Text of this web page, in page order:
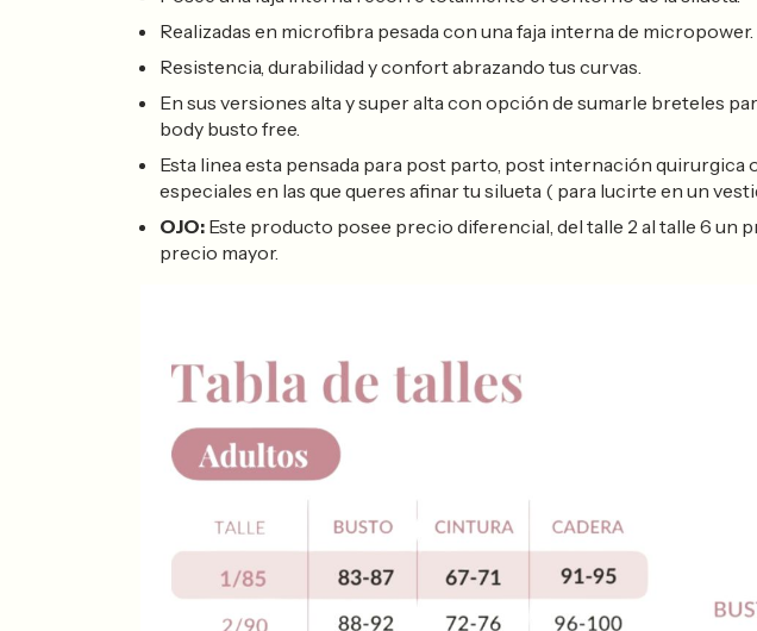
Realizadas en microfibra pesada con una faja interna de micropower.
Resistencia, durabilidad y confort abrazando tus curvas.
En sus versiones alta y super alta con opción de sumarle breteles
body busto free.
Esta linea esta pensada para post parto, post internación quirurgica
especiales en las que queres afinar tu silueta ( para lucirte en un
OJO: Este producto posee precio diferencial, del talle 2 al talle 6 un
precio mayor.